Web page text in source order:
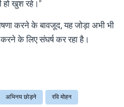
हो खुश रहे।"
करने के बावजूद, यह जोड़ा अभी भी
करने के लिए संघर्ष कर रहा है।
अभिनय छोड़ने रवि मोहन